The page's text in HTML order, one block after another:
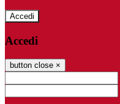
Accedi
Accedi
button close ×